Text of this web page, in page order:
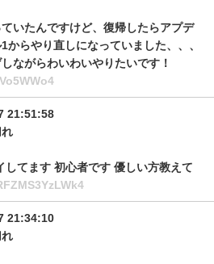
いたんですけど、復帰したらアプデ
からやり直しになっていました、、、
ながらわいわいやりたいです！
21:51:58
してます 初心者です 優しい方教えて
21:34:10